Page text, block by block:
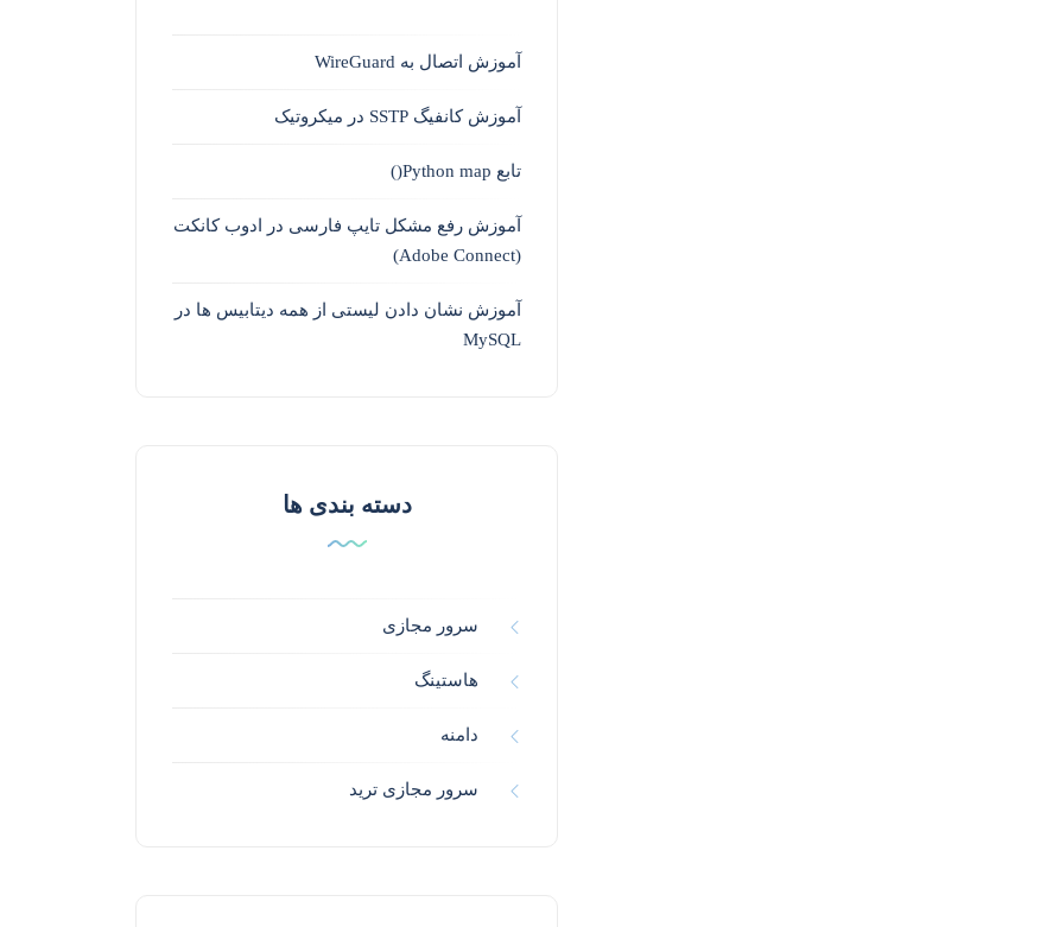
آموزش اتصال به WireGuard
آموزش کانفیگ SSTP در میکروتیک
تابع Python map()
آموزش رفع مشکل تایپ فارسی در ادوب کانکت
(Adobe Connect)
آموزش نشان دادن لیستی از همه دیتابیس ها در
MySQL
دسته بندی ها
سرور مجازی
هاستینگ
دامنه
سرور مجازی ترید